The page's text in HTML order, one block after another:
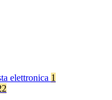
elettronica 1